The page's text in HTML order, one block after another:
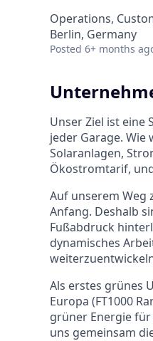
Operations,
Berlin, Germany
Posted 6+ months
Unser Ziel ist eine
jeder Garage. Wie
Solaranlagen,
Ökostromtarif,
Auf unserem Weg
Anfang. Deshalb
Fußabdruck
dynamisches
Als erstes grünes
Europa (FT1000
grüner Energie
uns gemeinsam